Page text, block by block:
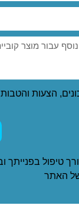
הצעות והטבות
טיפול בפנייתך
האתר